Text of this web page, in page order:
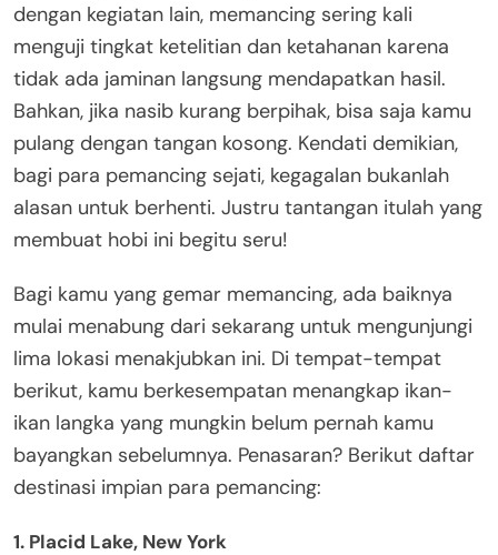
dengan kegiatan lain, memancing sering kali
menguji tingkat ketelitian dan ketahanan karena
tidak ada jaminan langsung mendapatkan hasil.
Bahkan, jika nasib kurang berpihak, bisa saja kamu
pulang dengan tangan kosong. Kendati demikian,
bagi para pemancing sejati, kegagalan bukanlah
alasan untuk berhenti. Justru tantangan itulah yang
membuat hobi ini begitu seru!
Bagi kamu yang gemar memancing, ada baiknya
mulai menabung dari sekarang untuk mengunjungi
lima lokasi menakjubkan ini. Di tempat-tempat
berikut, kamu berkesempatan menangkap ikan-
ikan langka yang mungkin belum pernah kamu
bayangkan sebelumnya. Penasaran? Berikut daftar
destinasi impian para pemancing:
1. Placid Lake, New York